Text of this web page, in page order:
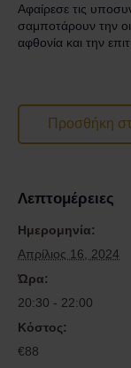
Αφαίρεσε τις
σαμποτάρουν την
αφθονία και την
Προσθήκη
Λεπτομέρειες
Ημερομηνία:
Απρίλιος 16, 2024
Ώρα:
20:30 - 22:00
Κόστος:
€88